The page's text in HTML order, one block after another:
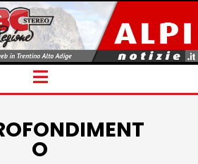
Navigation
O